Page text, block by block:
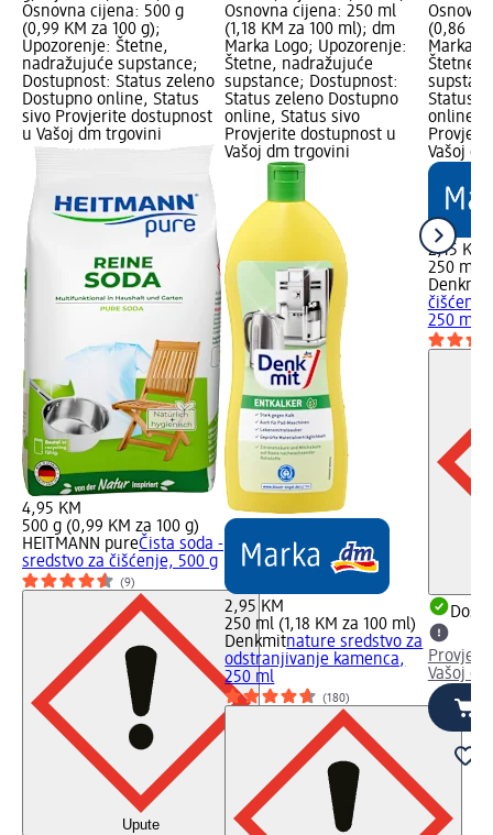
Osnovna cijena: 500 g
(0,99 KM za 100 g);
Upozorenje: Štetne,
nadražujuće supstance;
Dostupnost: Status zeleno
Dostupno online, Status
sivo Provjerite dostupnost
u Vašoj dm trgovini
4,95 KM
500 g (0,99 KM za 100 g)
HEITMANN pureČista soda -
sredstvo za čišćenje, 500 g
(9)
Upute
Osnovna cijena: 250 ml
(1,18 KM za 100 ml); dm
Marka Logo; Upozorenje:
Štetne, nadražujuće
supstance; Dostupnost:
Status zeleno Dostupno
online, Status sivo
Provjerite dostupnost u
Vašoj dm trgovini
2,95 KM
250 ml (1,18 KM za 100 ml)
Denkmitnature sredstvo za
odstranjivanje kamenca,
250 ml
(180)
(0,86
Marka
Štetne,
Status
online,
Vašoj
2,15 KM
250 ml
Denkmit
čišćenje
250 ml
Vašoj